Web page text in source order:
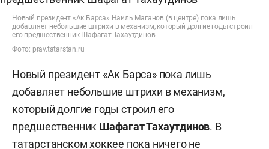
Новый президент «Ак Барса» Наиль Маганов (в центре) пока лишь
добавляет небольшие штрихи в механизм, который долгие годы строил
его предшественник Шафагат Тахаутдинов
Фото: prav.tatarstan.ru
Новый президент «Ак Барса» пока лишь
добавляет небольшие штрихи в механизм,
который долгие годы строил его
предшественник Шафагат Тахаутдинов. В
татарстанском хоккее пока ничего не